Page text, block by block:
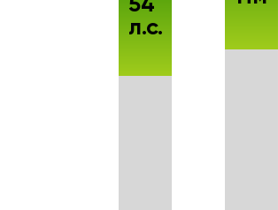
54
л.с.